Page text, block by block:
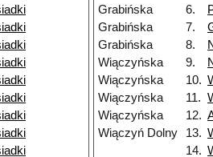
Grabińska
6.
Grabińska
7.
Grabińska
8.
Wiączyńska
9.
Wiączyńska
10.
Wiączyńska
11.
Wiączyńska
12.
Wiączyń Dolny
13.
14.